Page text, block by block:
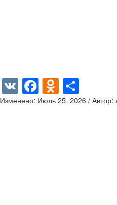
VKFacebook
Изменено: Июль 25, 2026 / Автор: